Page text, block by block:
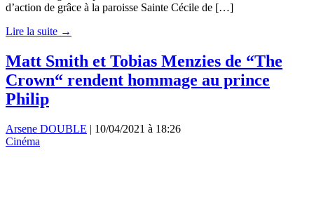
d’action de grâce à la paroisse Sainte Cécile de […]
Lire la suite →
Matt Smith et Tobias Menzies de “The
Crown“ rendent hommage au prince
Philip
Arsene DOUBLE | 10/04/2021 à 18:26
Cinéma